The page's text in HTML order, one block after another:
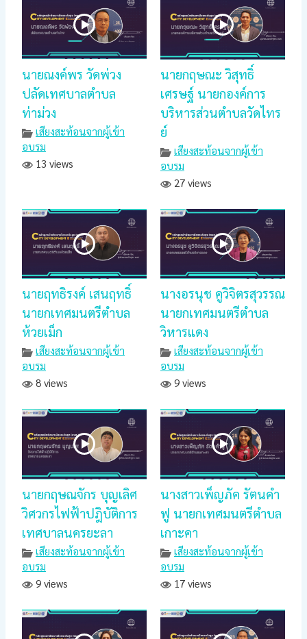
นายณงค์พร วัดพ่วง
ปลัดเทศบาลตำบล
ท่าม่วง
เสียงสะท้อนจากผู้เข้า
อบรม
13 views
นายกฤษณะ วิสุทธิ์
เศรษฐ์ นายกองค์การ
บริหารส่วนตำบลวัดไทร
ย์
เสียงสะท้อนจากผู้เข้า
อบรม
27 views
นายฤทธิรงค์ เสนฤทธิ์
นายกเทศมนตรีตำบล
ห้วยเม็ก
เสียงสะท้อนจากผู้เข้า
อบรม
8 views
นางอรนุช คูวิจิตรสุวรรณ
นายกเทศมนตรีตำบล
วิหารแดง
เสียงสะท้อนจากผู้เข้า
อบรม
9 views
นายกฤษณจักร บุญเลิศ
วิศวกรไฟฟ้าปฎิบัติการ
เทศบาลนครยะลา
เสียงสะท้อนจากผู้เข้า
อบรม
9 views
นางสาวเพ็ญภัค รัตนคำ
ฟู นายกเทศมนตรีตำบล
เกาะคา
เสียงสะท้อนจากผู้เข้า
อบรม
17 views